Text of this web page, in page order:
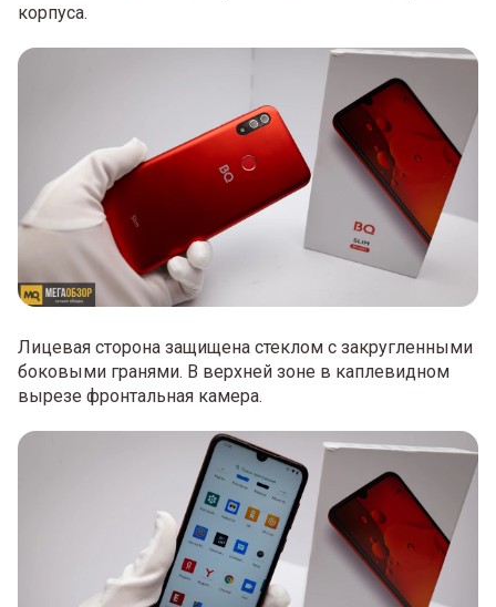
корпуса.
Лицевая сторона защищена стеклом с закругленными
боковыми гранями. В верхней зоне в каплевидном
вырезе фронтальная камера.